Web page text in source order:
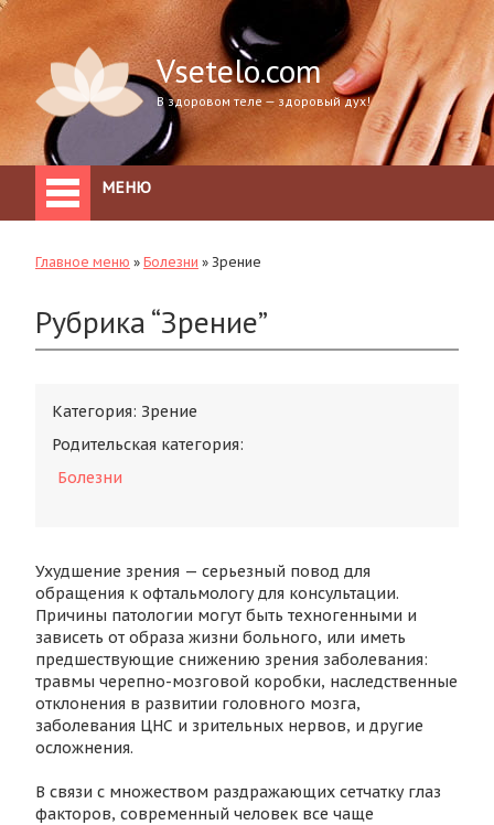
Vsetelo.com
В здоровом теле — здоровый дух!
МЕНЮ
Главное меню » Болезни » Зрение
Рубрика “Зрение”
Категория: Зрение
Родительская категория:
Болезни
Ухудшение зрения — серьезный повод для
обращения к офтальмологу для консультации.
Причины патологии могут быть техногенными и
зависеть от образа жизни больного, или иметь
предшествующие снижению зрения заболевания:
травмы черепно-мозговой коробки, наследственные
отклонения в развитии головного мозга,
заболевания ЦНС и зрительных нервов, и другие
осложнения.
В связи с множеством раздражающих сетчатку глаз
факторов, современный человек все чаще